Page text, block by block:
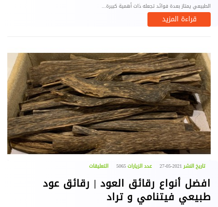
الطبيعي يمتاز بعدة فوائد تجعله ذات أهمية كبيرة...
قراءة المزيد
تاريخ النشر2021-05-27 عدد الزيارات التعليقات
افضل أنواع رقائق العود | رقائق عود
طبيعي فيتنامي و تراد